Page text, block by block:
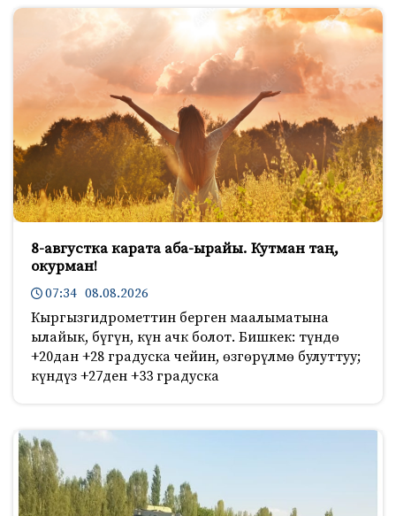
8-августка карата аба-ырайы. Кутман таң,
окурман!
07:34 08.08.2026
Кыргызгидрометтин берген маалыматына
ылайык, бүгүн, күн ачк болот. Бишкек: түндө
+20дан +28 градуска чейин, өзгөрүлмө булуттуу;
күндүз +27ден +33 градуска